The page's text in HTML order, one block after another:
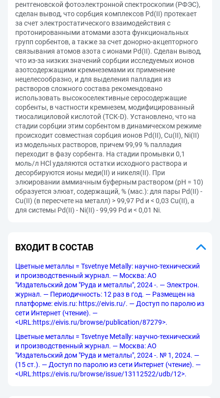
рентгеновской фотоэлектронной спектроскопии (РФЭС),
сделан вывод, что сорбция комплексов Pd(II) протекает
за счет электростатического взаимодействия c
протонированными атомами азота функциональных
групп сорбентов, а также за счет донорно-акцепторного
связывания атомов азота с ионами Pd(II). Сделан вывод,
что из-за низких значений сорбции исследуемых ионов
азотсодержащими кремнеземами их применение
нецелесообразно, и для выделения палладия из
растворов сложного состава рекомендовано
использовать высокоселективные серосодержащие
сорбенты, в частности кремнезем, модифицированный
тиосалициловой кислотой (ТСК-D). Установлено, что на
стадии сорбции этим сорбентом в динамическом режиме
происходит совместная сорбция ионов Pd(II), Cu(II), Ni(II)
из модельных растворов, причем 99,99 % палладия
переходит в фазу сорбента. На стадии промывки 0,1
моль/л HCl удаляются остатки исходного раствора и
десорбируются ионы меди(II) и никеля(II). При
элюировании аммиачным буферным раствором (рН = 10)
образуется элюат, содержащий, % (мас.): для пары Pd(II) -
Сu(II) (в пересчете на металл) > 99,97 Pd и < 0,03 Cu(II), а
для системы Pd(II) - Ni(II) - 99,99 Pd и < 0,01 Ni.
ВХОДИТ В СОСТАВ
Цветные металлы = Tsvetnye Metally: научно-технический
и производственный журнал. — Москва: АО
"Издательский дом "Руда и металлы", 2024 -. — Электрон.
журнал. — Периодичность: 12 раз в год. — Размещен на
платформе: eivis.ru: https://eivis.ru/. — Доступ по паролю из
сети Интернет (чтение). —
<URL:https://eivis.ru/browse/publication/87279>.
Цветные металлы = Tsvetnye Metally: научно-технический
и производственный журнал. — Москва: АО
"Издательский дом "Руда и металлы", 2024 -. № 1, 2024. —
(15 ст.). — Доступ по паролю из сети Интернет (чтение). —
<URL:https://eivis.ru/browse/issue/13112522/udb/12>.